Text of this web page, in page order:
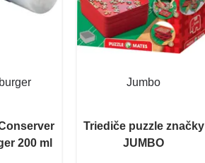
200 ml
Jumbo
Triediče puzzle značky
JUMBO